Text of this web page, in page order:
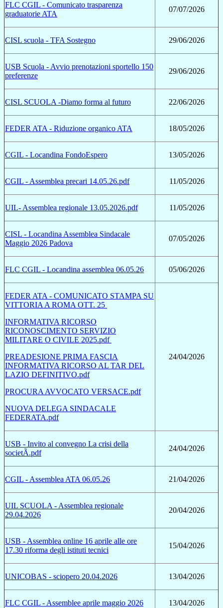
FLC CGIL - Comunicato trasparenza
graduatorie ATA
07/07/2026
CISL scuola - TFA Sostegno 29/06/2026
USB Scuola - Avvio prenotazioni sportello 150
preferenze
29/06/2026
CISL SCUOLA -Diamo forma al futuro 22/06/2026
FEDER ATA - Riduzione organico ATA 18/05/2026
CGIL - Locandina FondoEspero 13/05/2026
CGIL - Assemblea precari 14.05.26.pdf 11/05/2026
UIL- Assemblea regionale 13.05.2026.pdf 11/05/2026
CISL - Locandina Assemblea Sindacale
Maggio 2026 Padova
07/05/2026
FLC CGIL - Locandina assemblea 06.05.26 05/06/2026
FEDER ATA - COMUNICATO STAMPA SU
VITTORIA A ROMA OTT. 25
INFORMATIVA RICORSO
RICONOSCIMENTO SERVIZIO
MILITARE O CIVILE 2025.pdf
PREADESIONE PRIMA FASCIA
INFORMATIVA RICORSO AL TAR DEL
LAZIO DEFINITIVO.pdf
PROCURA AVVOCATO VERSACE.pdf
NUOVA DELEGA SINDACALE
FEDERATA.pdf
24/04/2026
USB - Invito al convegno La crisi della
societÃ.pdf
24/04/2026
CGIL - Assemblea ATA 06.05.26 21/04/2026
UIL SCUOLA - Assemblea regionale
29.04.2026
20/04/2026
USB - Assemblea online 16 aprile alle ore
17.30 riforma degli istituti tecnici
15/04/2026
UNICOBAS - sciopero 20.04.2026 13/04/2026
FLC CGIL - Assemblee aprile maggio 2026 13/04/2026